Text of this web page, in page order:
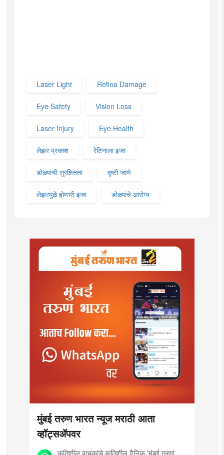
Laser Light Retina Damage
Eye Safety Vision Loss
Laser Injury Eye Health
लेझर प्रकाश रेटिनाला इजा
डोळ्यांची सुरक्षितता दृष्टी जाणे
लेझरमुळे होणारी इजा डोळ्यांचे आरोग्य
मुंबई तरुण भारत न्यूज मराठी आता
व्हॉट्सॲपवर
कृतिशील वाचकांचे कृतिशील दैनिक 'मुंबई तरुण